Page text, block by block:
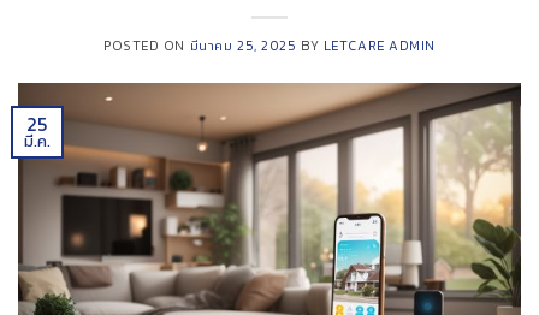
POSTED ON มีนาคม 25, 2025 BY LETCARE ADMIN
25
มี.ค.